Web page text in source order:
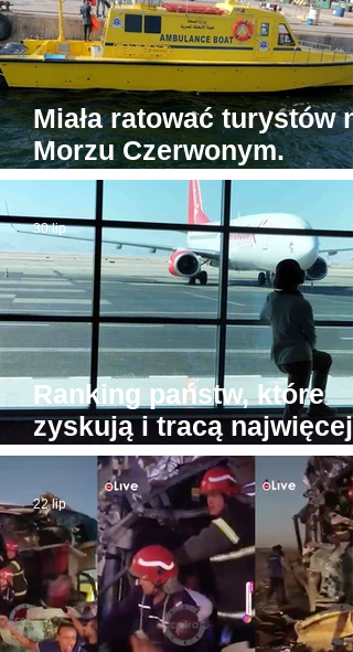
Miała ratować turystów
Morzu Czerwonym.
Tymczasem jedyna
egipska karetka wodna...
stoi w porcie
Ranking państw, które
zyskują i tracą najwięcej
turystów. Na przeciwnych
biegunach Egipt i
30 lip
22 lip